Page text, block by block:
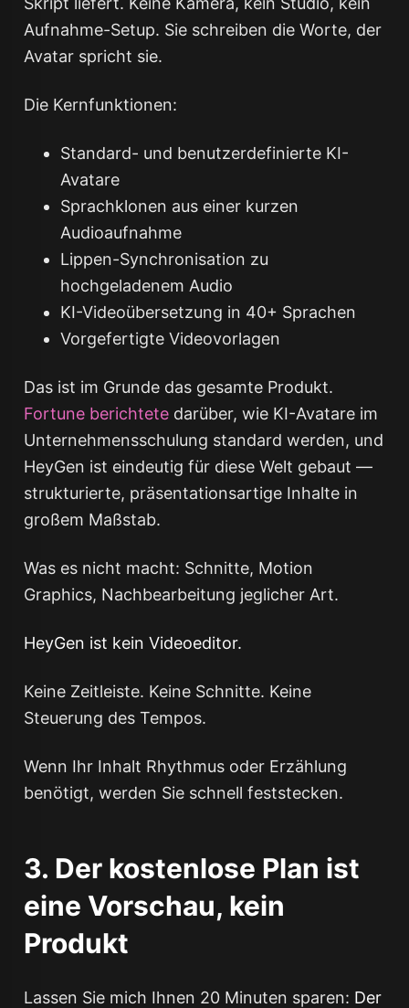
Aufnahme-Setup. Sie schreiben die Worte, der
Avatar spricht sie.
Die Kernfunktionen:
Standard- und benutzerdefinierte KI-
Avatare
Sprachklonen aus einer kurzen
Audioaufnahme
Lippen-Synchronisation zu
hochgeladenem Audio
KI-Videoübersetzung in 40+ Sprachen
Vorgefertigte Videovorlagen
Das ist im Grunde das gesamte Produkt.
Fortune berichtetedarüber, wie KI-Avatare im
Unternehmensschulung standard werden, und
HeyGen ist eindeutig für diese Welt gebaut —
strukturierte, präsentationsartige Inhalte in
großem Maßstab.
Was es nicht macht: Schnitte, Motion
Graphics, Nachbearbeitung jeglicher Art.
HeyGen ist kein Videoeditor.
Keine Zeitleiste. Keine Schnitte. Keine
Steuerung des Tempos.
Wenn Ihr Inhalt Rhythmus oder Erzählung
benötigt, werden Sie schnell feststecken.
3. Der kostenlose Plan ist
eine Vorschau, kein
Produkt
Lassen Sie mich Ihnen 20 Minuten sparen: Der